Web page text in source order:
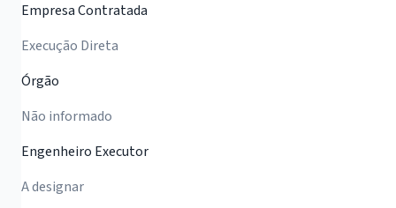
Empresa Contratada
Execução Direta
Órgão
Não informado
Engenheiro Executor
A designar